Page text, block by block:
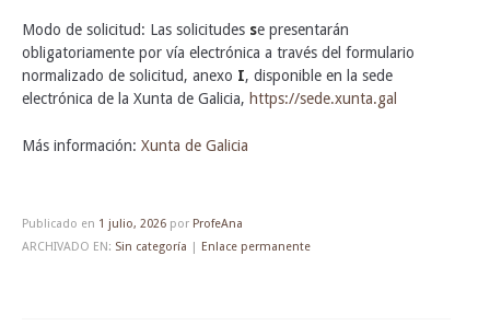
Modo de solicitud: Las solicitudes se presentarán
obligatoriamente por vía electrónica a través del formulario
normalizado de solicitud, anexo I, disponible en la sede
electrónica de la Xunta de Galicia, https://sede.xunta.gal
Más información: Xunta de Galicia
Publicado en 1 julio, 2026 por ProfeAna
ARCHIVADO EN: Sin categoría Enlace permanente